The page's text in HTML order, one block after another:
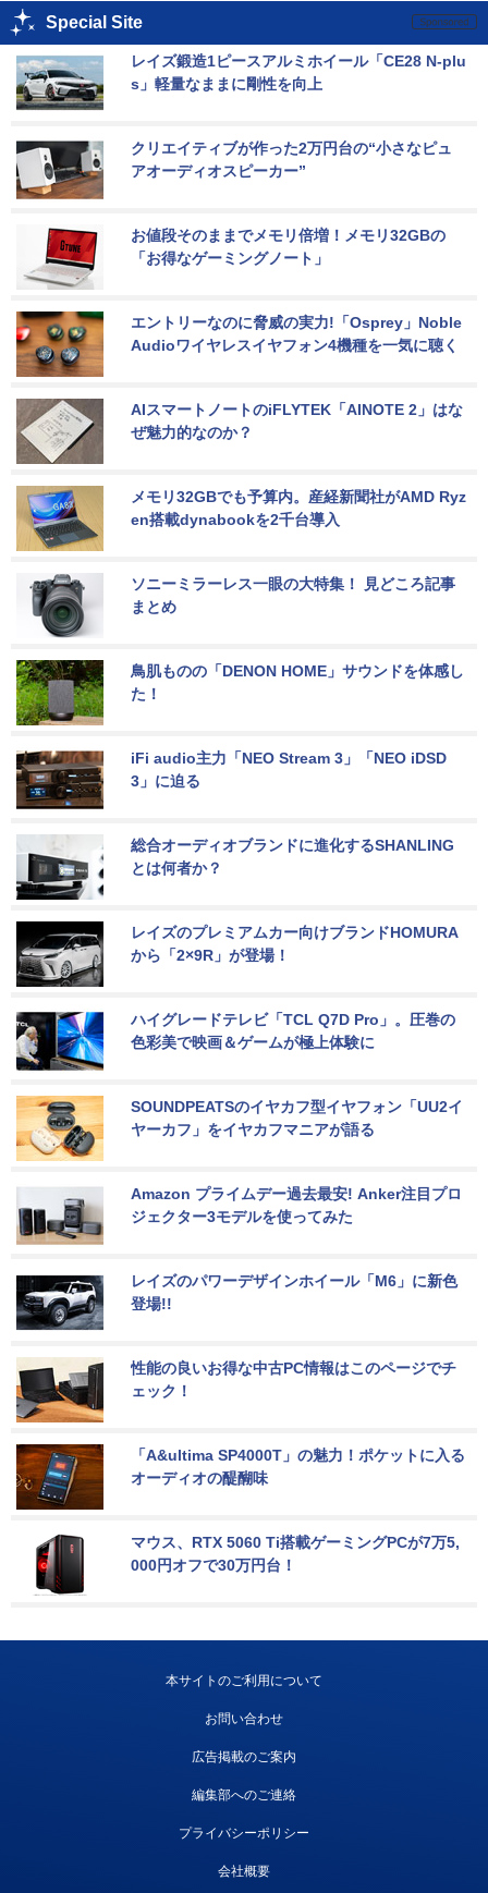
Special Site
レイズ鍛造1ピースアルミホイール「CE28 N-plu
s」軽量なままに剛性を向上
クリエイティブが作った2万円台の“小さなピュ
アオーディオスピーカー”
お値段そのままでメモリ倍増！メモリ32GBの
「お得なゲーミングノート」
エントリーなのに脅威の実力!「Osprey」Noble
Audioワイヤレスイヤフォン4機種を一気に聴く
AIスマートノートのiFLYTEK「AINOTE 2」はな
ぜ魅力的なのか？
メモリ32GBでも予算内。産経新聞社がAMD Ryz
en搭載dynabookを2千台導入
ソニーミラーレス一眼の大特集！ 見どころ記事
まとめ
鳥肌ものの「DENON HOME」サウンドを体感し
た！
iFi audio主力「NEO Stream 3」「NEO iDSD
3」に迫る
総合オーディオブランドに進化するSHANLING
とは何者か？
レイズのプレミアムカー向けブランドHOMURA
から「2×9R」が登場！
ハイグレードテレビ「TCL Q7D Pro」。圧巻の
色彩美で映画＆ゲームが極上体験に
SOUNDPEATSのイヤカフ型イヤフォン「UU2イ
ヤーカフ」をイヤカフマニアが語る
Amazon プライムデー過去最安! Anker注目プロ
ジェクター3モデルを使ってみた
レイズのパワーデザインホイール「M6」に新色
登場!!
性能の良いお得な中古PC情報はこのページでチ
ェック！
「A&ultima SP4000T」の魅力！ポケットに入る
オーディオの醍醐味
マウス、RTX 5060 Ti搭載ゲーミングPCが7万5,
000円オフで30万円台！
本サイトのご利用について
お問い合わせ
広告掲載のご案内
編集部へのご連絡
プライバシーポリシー
会社概要